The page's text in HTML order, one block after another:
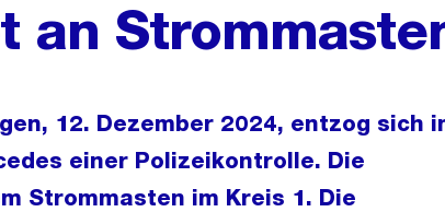
an
12. Dezember 2024, entzog sich
einer Polizeikontrolle. Die
Strommasten im Kreis 1. Die